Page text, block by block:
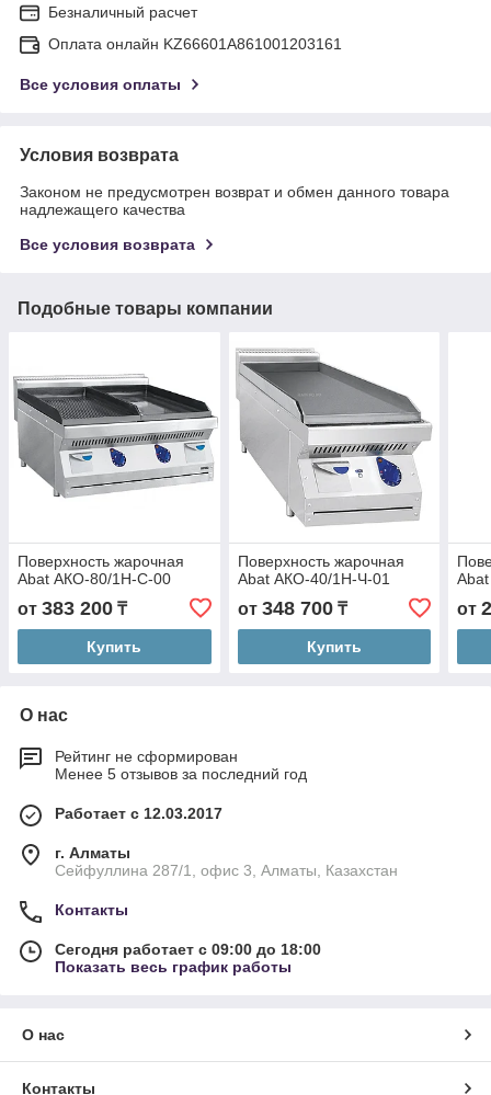
Безналичный расчет
Оплата онлайн KZ66601A861001203161
Все условия оплаты
Условия возврата
Законом не предусмотрен возврат и обмен данного товара
надлежащего качества
Все условия возврата
Подобные товары компании
Поверхность жарочная
Abat АКО-80/1Н-С-00
от 383 200 ₸
Купить
Поверхность жарочная
Abat АКО-40/1Н-Ч-01
от 348 700₸
Купить
от
О нас
Рейтинг не сформирован
Менее 5 отзывов за последний год
Работает с 12.03.2017
г. Алматы
Сейфуллина 287/1, офис 3, Алматы, Казахстан
Контакты
Сегодня работает с 09:00 до 18:00
Показать весь график работы
О нас
Контакты